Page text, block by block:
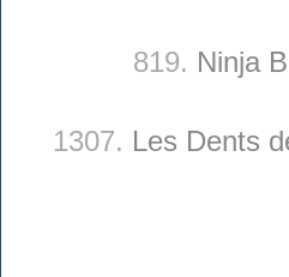
819. Ninja
1307. Les Dents